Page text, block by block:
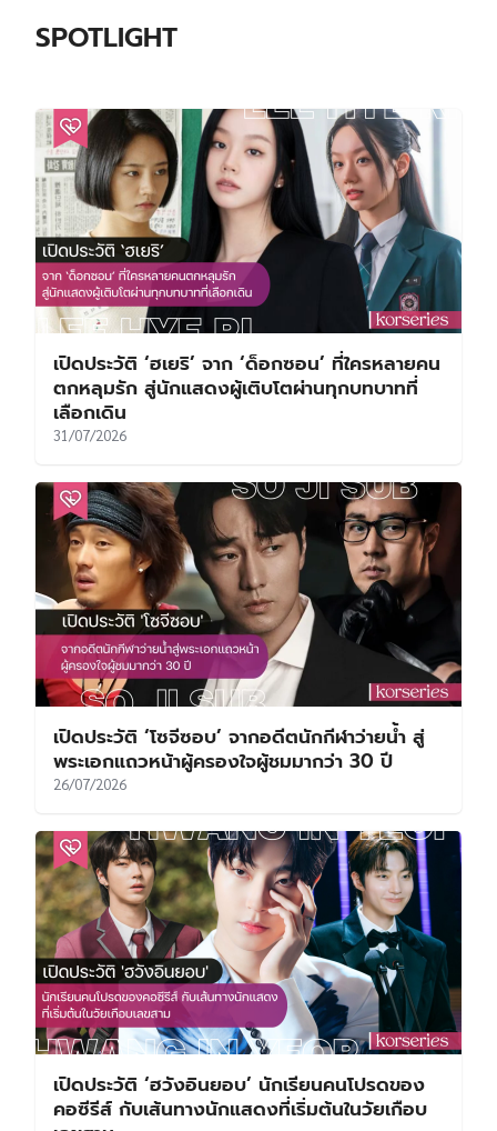
SPOTLIGHT
เปิดประวัติ ‘ฮเยริ’ จาก ‘ด็อกซอน’ ที่ใครหลายคน
ตกหลุมรัก สู่นักแสดงผู้เติบโตผ่านทุกบทบาทที่
เลือกเดิน
31/07/2026
เปิดประวัติ ‘โซจีซอบ’ จากอดีตนักกีฬาว่ายน้ำ สู่
พระเอกแถวหน้าผู้ครองใจผู้ชมมากว่า 30 ปี
26/07/2026
เปิดประวัติ ‘ฮวังอินยอบ’ นักเรียนคนโปรดของ
คอซีรีส์ กับเส้นทางนักแสดงที่เริ่มต้นในวัยเกือบ